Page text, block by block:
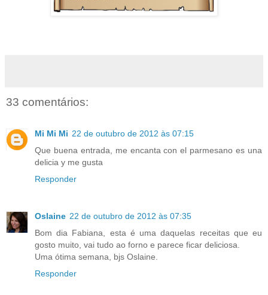
33 comentários:
Mi Mi Mi 22 de outubro de 2012 às 07:15
Que buena entrada, me encanta con el parmesano es una
delicia y me gusta
Responder
Oslaine 22 de outubro de 2012 às 07:35
Bom dia Fabiana, esta é uma daquelas receitas que eu
gosto muito, vai tudo ao forno e parece ficar deliciosa.
Uma ótima semana, bjs Oslaine.
Responder